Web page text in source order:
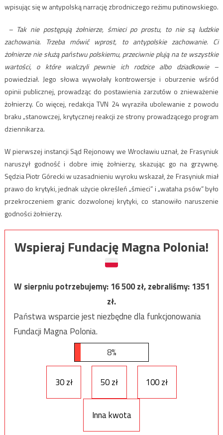
wpisując się w antypolską narrację zbrodniczego reżimu putinowskiego.
– Tak nie postępują żołnierze, śmieci po prostu, to nie są ludzkie
zachowania. Trzeba mówić wprost, to antypolskie zachowanie. Ci
żołnierze nie służą państwu polskiemu, przeciwnie plują na te wszystkie
wartości, o które walczyli pewnie ich rodzice albo dziadkowie –
powiedział. Jego słowa wywołały kontrowersje i oburzenie wśród
opinii publicznej, prowadząc do postawienia zarzutów o znieważenie
żołnierzy. Co więcej, redakcja TVN 24 wyraziła ubolewanie z powodu
braku „stanowczej, krytycznej reakcji ze strony prowadzącego program
dziennikarza.
W pierwszej instancji Sąd Rejonowy we Wrocławiu uznał, że Frasyniuk
naruszył godność i dobre imię żołnierzy, skazując go na grzywnę.
Sędzia Piotr Górecki w uzasadnieniu wyroku wskazał, że Frasyniuk miał
prawo do krytyki, jednak użycie określeń „śmieci” i „wataha psów” było
przekroczeniem granic dozwolonej krytyki, co stanowiło naruszenie
godności żołnierzy.
Wspieraj Fundację Magna Polonia!
W sierpniu potrzebujemy:16 500zł, zebraliśmy:1351
zł.
Państwa wsparcie jest niezbędne dla funkcjonowania
Fundacji Magna Polonia.
8%
30 zł 50 zł 100 zł
Inna kwota